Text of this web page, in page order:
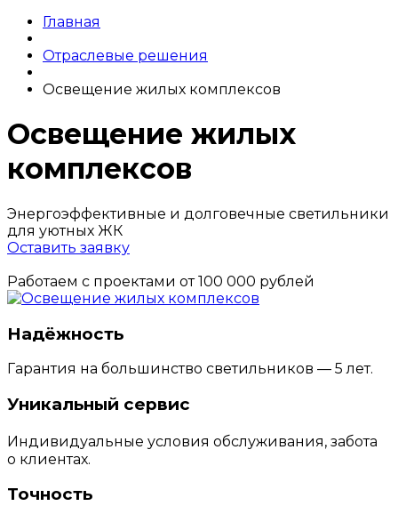
Главная
Отраслевые решения
Освещение жилых комплексов
Освещение жилых
комплексов
Энергоэффективные и долговечные светильники
для уютных ЖК
Оставить заявку
Работаем с проектами от 100 000 рублей
Надёжность
Гарантия на большинство светильников — 5 лет.
Уникальный сервис
Индивидуальные условия обслуживания, забота
о клиентах.
Точность